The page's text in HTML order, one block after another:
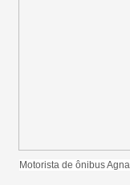
Motorista de ônibus